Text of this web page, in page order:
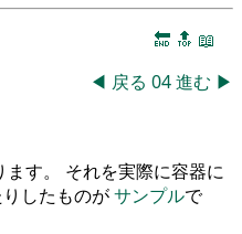
🔚 🔝 📖
◀ 戻る 04進む ▶
ます。 それを実際に容器に
したものがサンプルで